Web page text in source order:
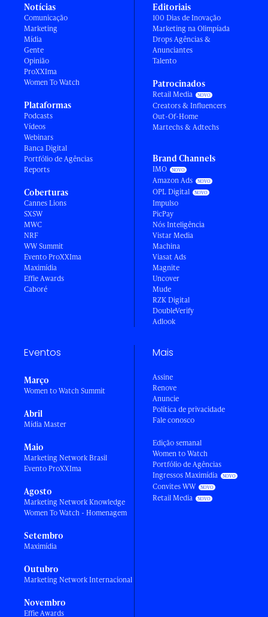
Notícias
Comunicação
Marketing
Mídia
Gente
Opinião
ProXXIma
Women To Watch
Plataformas
Podcasts
Vídeos
Webinars
Banca Digital
Portfólio de Agências
Reports
Coberturas
Cannes Lions
SXSW
MWC
NRF
WW Summit
Evento ProXXIma
Maximídia
Effie Awards
Caboré
Editoriais
100 Dias de Inovação
Marketing na Olimpíada
Drops Agências &
Anunciantes
Talento
Patrocinados
Retail Media
Creators & Influencers
Out-Of-Home
Martechs & Adtechs
Brand Channels
IMO
Amazon Ads
OPL Digital
Impulso
PicPay
Nós Inteligência
Vistar Media
Machina
Viasat Ads
Magnite
Uncover
Mude
RZK Digital
DoubleVerify
Adlook
Eventos
Março
Women to Watch Summit
Abril
Mídia Master
Maio
Marketing Network Brasil
Evento ProXXIma
Agosto
Marketing Network Knowledge
Women To Watch - Homenagem
Setembro
Maximídia
Outubro
Marketing Network Internacional
Novembro
Effie Awards
Mais
Assine
Renove
Anuncie
Política de privacidade
Fale conosco
Edição semanal
Women to Watch
Portfólio de Agências
Ingressos Maximídia
Convites WW
Retail Media